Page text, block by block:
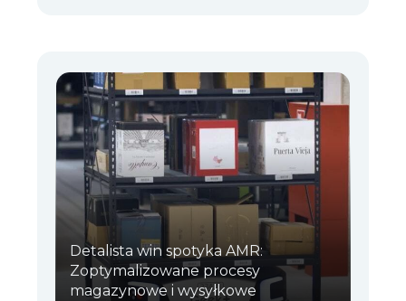
Detalista win spotyka AMR:
Zoptymalizowane procesy
magazynowe i wysyłkowe